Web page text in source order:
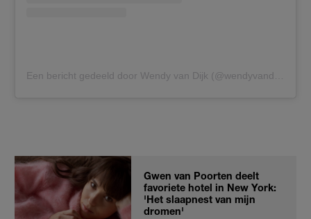
Een bericht gedeeld door Wendy van Dijk (@wendyvandijk3)
Gwen van Poorten deelt
favoriete hotel in New York:
'Het slaapnest van mijn
dromen'